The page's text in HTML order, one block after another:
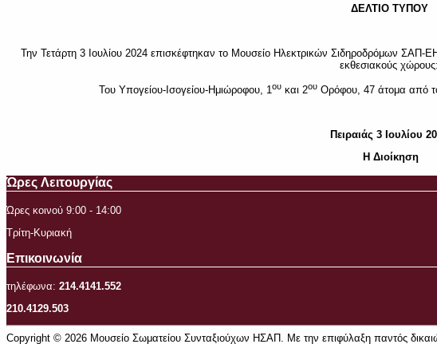
ΔΕΛΤΙΟ ΤΥΠΟΥ
Την Τετάρτη 3 Ιουλίου 2024 επισκέφτηκαν το Μουσείο Ηλεκτρικών Σιδηροδρόμων
εκθεσιακούς χώρους:
Του Υπογείου-Ισογείου-Ημιώροφου, 1ου και 2ου Ορόφου, 47 άτομα από
Πειραιάς 3 Ιουλίου
Η Διοίκηση
Ώρες Λειτουργίας
Ώρες κοινού 9:00 - 14:00
Τρίτη-Κυριακή
Επικοινωνία
τηλέφωνα: 214.4141.552
210.4129.503
Copyright © 2026 Μουσείο Σωματείου Συνταξιούχων ΗΣΑΠ. Με την επιφύλαξη παντός